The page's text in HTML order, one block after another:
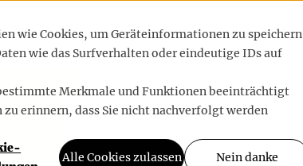
wie Cookies, um Geräteinformationen zu speichern
wie das Surfverhalten oder eindeutige IDs auf
Merkmale und Funktionen beeinträchtigt
erinnern, dass Sie nicht nachverfolgt werden
Alle Cookies zulassen Nein danke
BLOG ÜBER UNS